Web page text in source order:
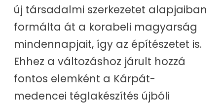
új társadalmi szerkezetet alapjaiban
formálta át a korabeli magyarság
mindennapjait, így az építészetet is.
Ehhez a változáshoz járult hozzá
fontos elemként a Kárpát-
medencei téglakészítés újbóli